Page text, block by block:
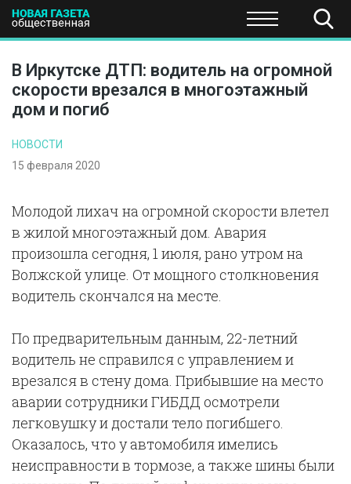
ПОЛИТИКА ЭКОНОМИКА НАУКА И
В Иркутске ДТП: водитель на огромной
скорости врезался в многоэтажный
дом и погиб
НОВОСТИ
15 февраля 2020
Молодой лихач на огромной скорости влетел
в жилой многоэтажный дом. Авария
произошла сегодня, 1 июля, рано утром на
Волжской улице. От мощного столкновения
водитель скончался на месте.
По предварительным данным, 22-летний
водитель не справился с управлением и
врезался в стену дома. Прибывшие на место
аварии сотрудники ГИБДД осмотрели
легковушку и достали тело погибшего.
Оказалось, что у автомобиля имелись
неисправности в тормозе, а также шины были